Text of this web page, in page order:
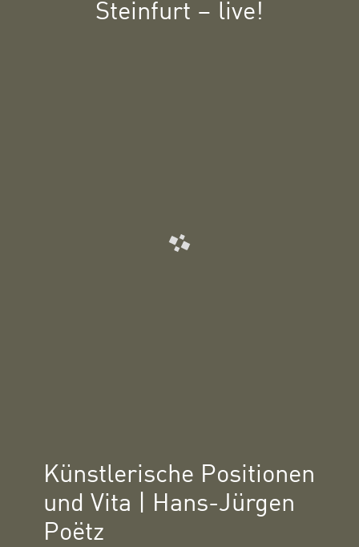
Steinfurt – live!
Künstlerische Positionen
und Vita | Hans-Jürgen
Poëtz